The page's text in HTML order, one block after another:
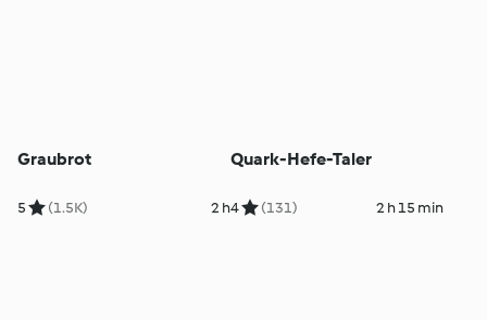
Graubrot
5 (1.5K) 2 h
Quark-Hefe-Taler
4 (131) 2 h 15 min